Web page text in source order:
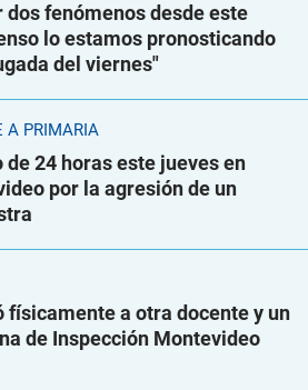
fenómenos desde este
lo estamos pronosticando
del viernes"
A PRIMARIA
24 horas este jueves en
por la agresión de un
físicamente a otra docente y un
de Inspección Montevideo